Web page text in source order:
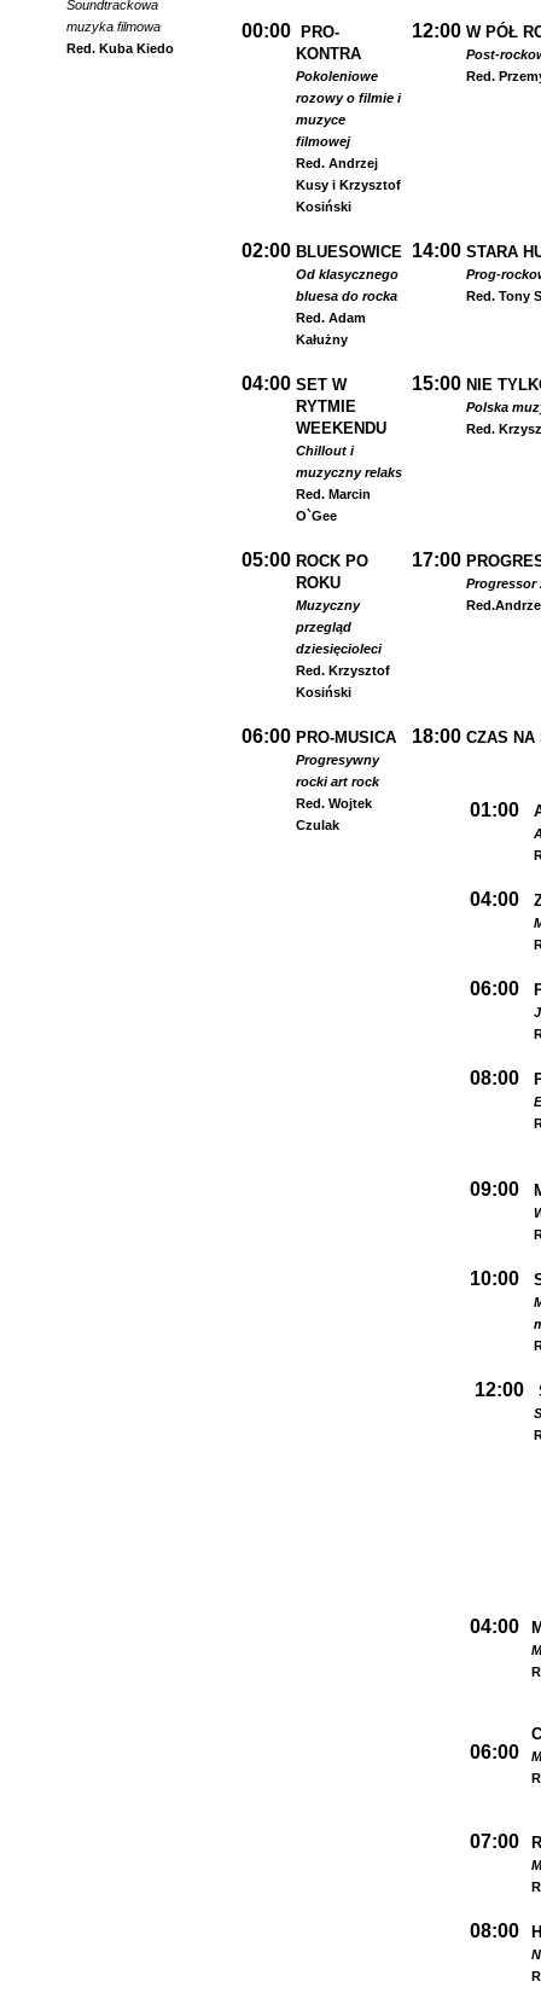
Soundtrackowa
muzyka filmowa
Red. Kuba Kiedo
00:00
PRO-
KONTRA
Pokoleniowe
rozowy o filmie i
muzyce
filmowej
Red. Andrzej
Kusy i Krzysztof
Kosiński
12:00 W PÓŁ
Post-
Red.
02:00 BLUESOWICE
Od klasycznego
bluesa do rocka
Red. Adam
Kałużny
14:00 STARA
Prog-
Red. Tony
04:00 SET W
RYTMIE
WEEKENDU
Chillout i
muzyczny relaks
Red. Marcin
O`Gee
15:00 NIE
Polska
Red.
05:00 ROCK PO
ROKU
Muzyczny
przegląd
dziesięcioleci
Red. Krzysztof
Kosiński
17:00
Progressor
Red.
06:00 PRO-MUSICA
Progresywny
rocki art rock
Red. Wojtek
Czulak
18:00 CZAS NA
01:00
04:00
06:00
08:00
09:00
10:00
12:00
04:00
06:00
07:00
08:00